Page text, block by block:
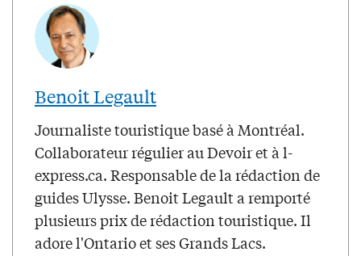
Benoit Legault
Journaliste touristique basé à Montréal.
Collaborateur régulier au Devoir et à l-
express.ca. Responsable de la rédaction de
guides Ulysse. Benoit Legault a remporté
plusieurs prix de rédaction touristique. Il
adore l'Ontario et ses Grands Lacs.